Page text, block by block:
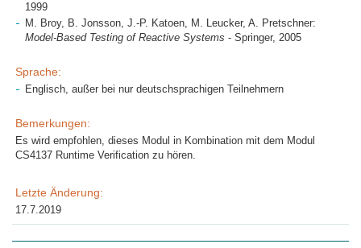
1999
M. Broy, B. Jonsson, J.-P. Katoen, M. Leucker, A. Pretschner:
Model-Based Testing of Reactive Systems - Springer, 2005
Sprache:
Englisch, außer bei nur deutschsprachigen Teilnehmern
Bemerkungen:
Es wird empfohlen, dieses Modul in Kombination mit dem Modul
CS4137 Runtime Verification zu hören.
Letzte Änderung:
17.7.2019